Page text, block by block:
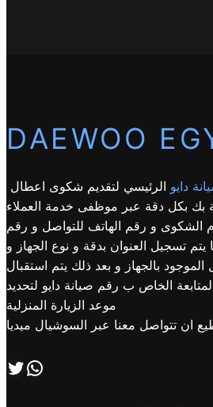
DAEWOO
دايو الرئيسي لتقديم شكوى اعطال
بك بكل دقة عبر موظفى خدمة العملاء
الشكوى و رقم الهاتف للتواصل و رقم
يتم تسجيل العنوان بدقة و نوع الجهاز و
بالجهاز و بعد ذلك يتم استقبال
الخاص ب رقم صيانة دايو لتحديد
موعد الزيارة المنزلية
ان تتواصل معنا عبر السوشيال ميديا
تابعنا علي صفحة التويتر اتصل بنا علي طريق الوتساب